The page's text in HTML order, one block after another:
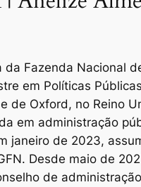
da Fazenda Nacional
em Políticas
de Oxford, no Reino
em administração
janeiro de 2023,
Desde maio de
de